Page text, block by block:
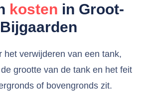
kosten in Groot-
Bijgaarden
het verwijderen van een tank,
grootte van de tank en het feit
of bovengronds zit.